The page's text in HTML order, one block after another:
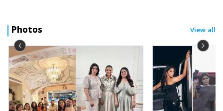
Photos View all